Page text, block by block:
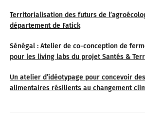
Territorialisation des futurs de
département de Fatick
Sénégal : Atelier de co-conception de
pour les living labs du projet Santés &
Un atelier d’idéotypage pour concevoir
alimentaires résilients au changement